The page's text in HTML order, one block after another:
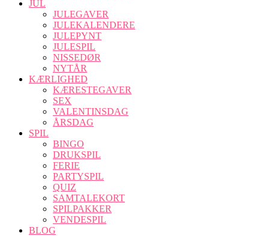
JUL
JULEGAVER
JULEKALENDERE
JULEPYNT
JULESPIL
NISSEDØR
NYTÅR
KÆRLIGHED
KÆRESTEGAVER
SEX
VALENTINSDAG
ÅRSDAG
SPIL
BINGO
DRUKSPIL
FERIE
PARTYSPIL
QUIZ
SAMTALEKORT
SPILPAKKER
VENDESPIL
BLOG